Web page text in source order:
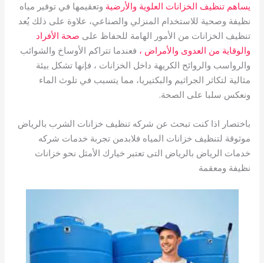
يساهم تنظيف الخزانات العلوية والأرضية وتعقيمها في توفير مياه
نظيفة وصحية للاستخدام المنزلي والصناعي، علاوة على ذلك يُعد
تنظيف الخزانات من الأمور الهامة للحفاظ على صحة الأفراد
والوقاية من العدوى والأمراض ، فعندما تتراكم الأوساخ والشوائب
والرواسب والروائح الكريهة داخل الخزانات ، فإنها تشكل بيئة
مثالية لتكاثر الجراثيم والبكتيريا، مما يتسبب في تلوث الماء
ونعكس سلبا على الصحة.
باختصار اذا كنت تبحث عن شركه تنظيف خزانات الشرب بالرياض
موثوقة لتنظيف خزانات المياه فلابدمن تجربة خدمات شركه
خدمات الرياض بالرياض التى تعتبر خيارك الأمثل نحو خزانات
نظيفة ومعقمة